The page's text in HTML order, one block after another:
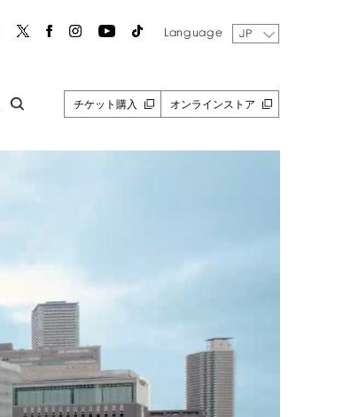
Language JP
チケット購入 オンラインストア